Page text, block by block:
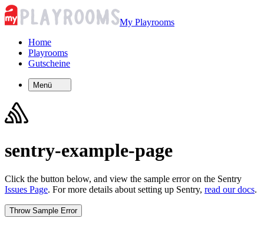
My Playrooms
Home
Playrooms
Gutscheine
Menü
sentry-example-page
Click the button below, and view the sample error on the Sentry
Issues Page. For more details about setting up Sentry, read our docs.
Throw Sample Error